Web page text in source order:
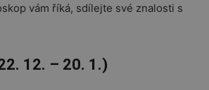
vám říká, sdílejte své znalosti s
12. – 20. 1.)